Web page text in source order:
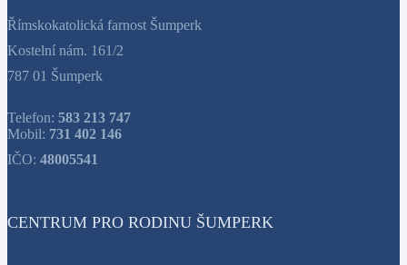
Římskokatolická farnost Šumperk
Kostelní nám. 161/2
787 01 Šumperk
Telefon: 583 213 747
Mobil: 731 402 146
IČO: 48005541
CENTRUM PRO RODINU ŠUMPERK